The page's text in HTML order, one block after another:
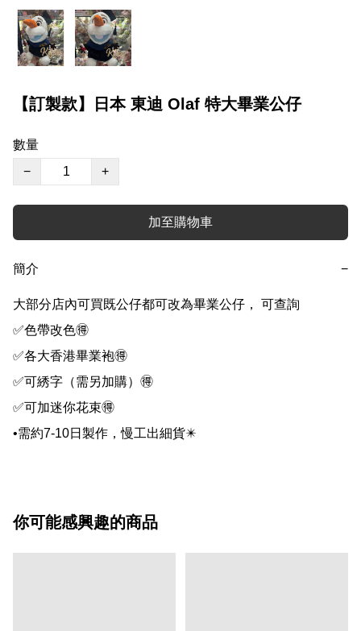
【訂製款】日本 東迪 Olaf 特大畢業公仔
數量
−
+
加至購物車
簡介 −
大部分店內可買既公仔都可改為畢業公仔， 可查詢
✅色帶改色🉐
✅各大香港畢業袍🉐
✅可綉字（需另加購）🉐
✅可加迷你花束🉐
•需約7-10日製作，慢工出細貨✴️
你可能感興趣的商品